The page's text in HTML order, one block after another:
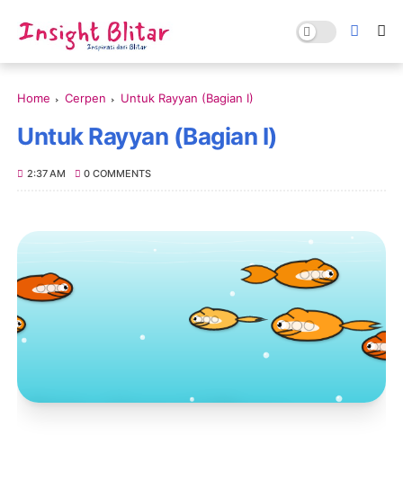
Home Cerpen Untuk Rayyan (Bagian I)
Untuk Rayyan (Bagian I)
2:37 AM 0 COMMENTS
Toko Jurnal Rasa